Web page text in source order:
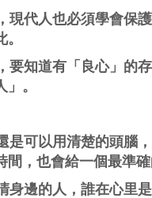
代人也必須學會保
。
知道有「良心」的
」。
可以用清楚的頭腦
，也會給一個最準確
邊的人，誰在心里